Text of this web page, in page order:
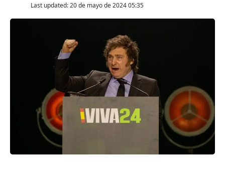
Last updated: 20 de mayo de 2024 05:35